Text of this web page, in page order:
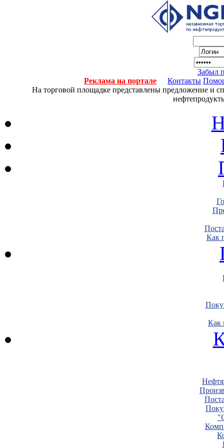
Забыл
Реклама на портале
Контакты
На торговой площадке представлены предложение и
Как
Как